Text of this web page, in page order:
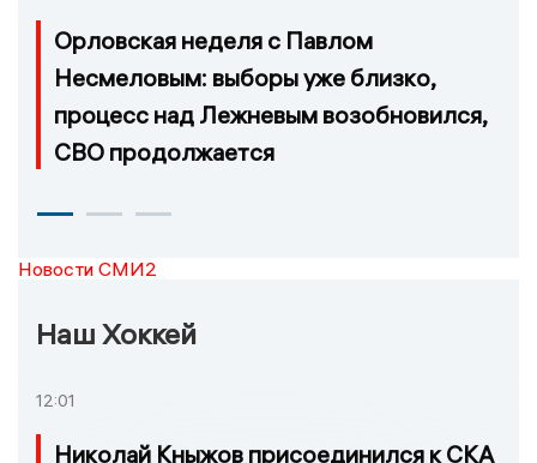
Орловская неделя с Павлом
Несмеловым: выборы уже близко,
процесс над Лежневым возобновился,
СВО продолжается
Новости СМИ2
Наш Хоккей
12:01
Николай Кныжов присоединился к СКА